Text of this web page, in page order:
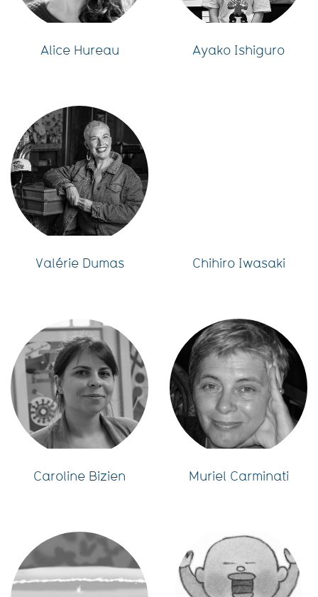
Alice Hureau Ayako Ishiguro
Valérie Dumas Chihiro Iwasaki
Caroline Bizien Muriel Carminati